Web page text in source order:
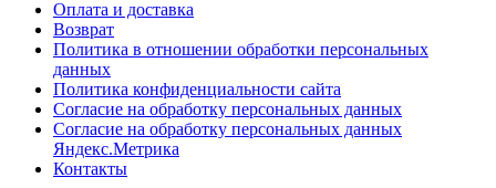
Оплата и доставка
Возврат
Политика в отношении обработки персональных
данных
Политика конфиденциальности сайта
Согласие на обработку персональных данных
Согласие на обработку персональных данных
Яндекс.Метрика
Контакты